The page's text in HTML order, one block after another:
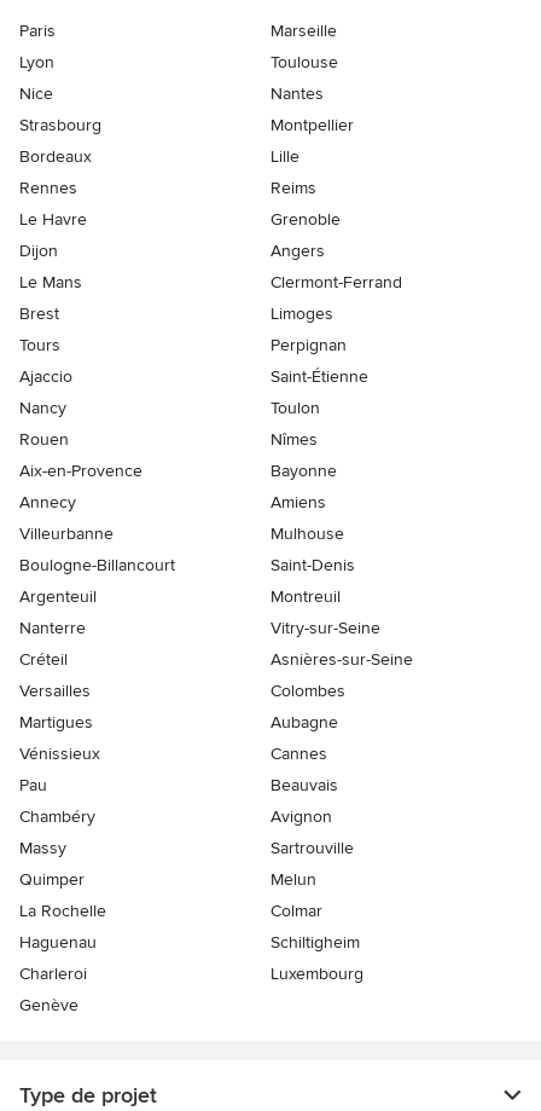
Paris
Marseille
Lyon
Toulouse
Nice
Nantes
Strasbourg
Montpellier
Bordeaux
Lille
Rennes
Reims
Le Havre
Grenoble
Dijon
Angers
Le Mans
Clermont-Ferrand
Brest
Limoges
Tours
Perpignan
Ajaccio
Saint-Étienne
Nancy
Toulon
Rouen
Nîmes
Aix-en-Provence
Bayonne
Annecy
Amiens
Villeurbanne
Mulhouse
Boulogne-Billancourt
Saint-Denis
Argenteuil
Montreuil
Nanterre
Vitry-sur-Seine
Créteil
Asnières-sur-Seine
Versailles
Colombes
Martigues
Aubagne
Vénissieux
Cannes
Pau
Beauvais
Chambéry
Avignon
Massy
Sartrouville
Quimper
Melun
La Rochelle
Colmar
Haguenau
Schiltigheim
Charleroi
Luxembourg
Genève
Type de projet